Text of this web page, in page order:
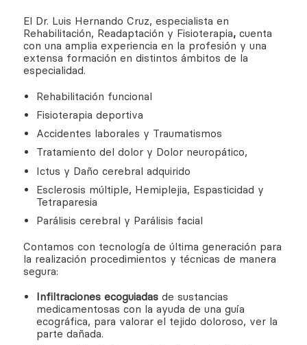
El Dr. Luis Hernando Cruz, especialista en
Rehabilitación, Readaptación y Fisioterapia, cuenta
con una amplia experiencia en la profesión y una
extensa formación en distintos ámbitos de la
especialidad.
Rehabilitación funcional
Fisioterapia deportiva
Accidentes laborales y Traumatismos
Tratamiento del dolor y Dolor neuropático,
Ictus y Daño cerebral adquirido
Esclerosis múltiple, Hemiplejia, Espasticidad y
Tetraparesia
Parálisis cerebral y Parálisis facial
Contamos con tecnología de última generación para
la realización procedimientos y técnicas de manera
segura:
Infiltraciones ecoguiadas de sustancias
medicamentosas con la ayuda de una guía
ecográfica, para valorar el tejido doloroso, ver la
parte dañada.